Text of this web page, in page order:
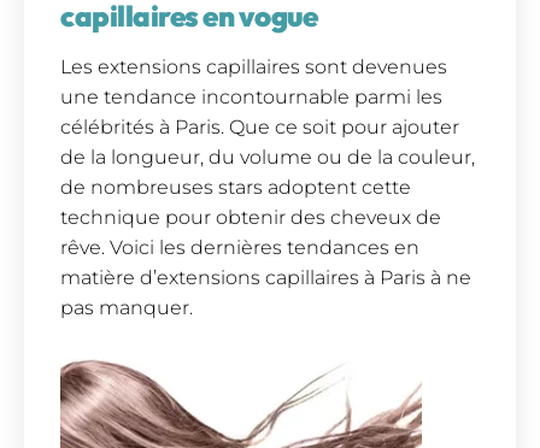
capillaires en vogue
Les extensions capillaires sont devenues
une tendance incontournable parmi les
célébrités à Paris. Que ce soit pour ajouter
de la longueur, du volume ou de la couleur,
de nombreuses stars adoptent cette
technique pour obtenir des cheveux de
rêve. Voici les dernières tendances en
matière d’extensions capillaires à Paris à ne
pas manquer.